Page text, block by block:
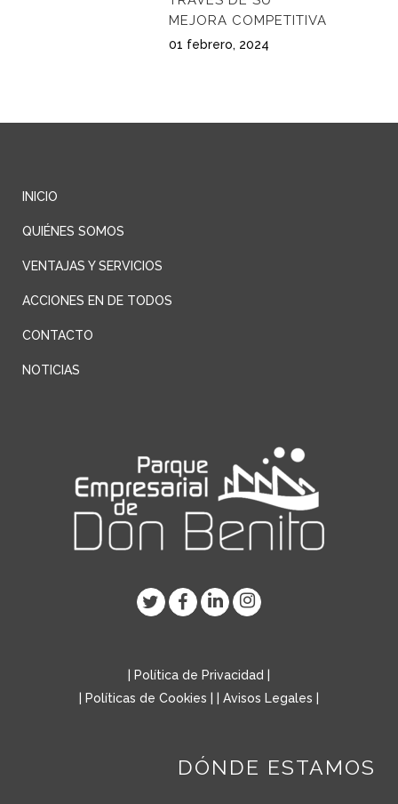
MEJORA COMPETITIVA
01 febrero, 2024
INICIO
QUIÉNES SOMOS
VENTAJAS Y SERVICIOS
ACCIONES EN DE TODOS
CONTACTO
NOTICIAS
Política de Privacidad
Políticas de Cookies Avisos Legales
DÓNDE ESTAMOS